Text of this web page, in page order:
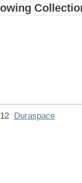
Duraspace